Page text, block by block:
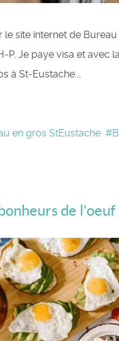
le site internet de
P. Je paye visa et avec
à St-Eustache.…
en gros StEustache
de